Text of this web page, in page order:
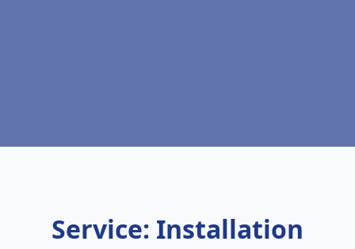
Service: Installation